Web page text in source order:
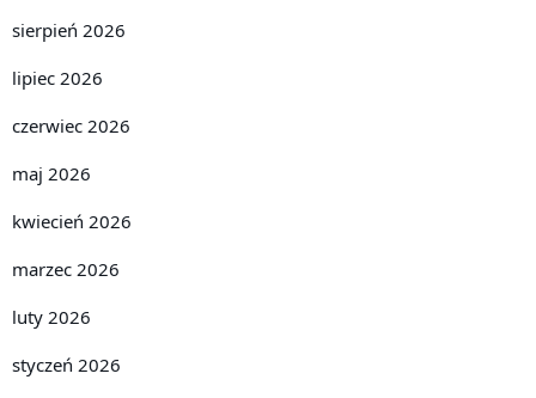
sierpień 2026
lipiec 2026
czerwiec 2026
maj 2026
kwiecień 2026
marzec 2026
luty 2026
styczeń 2026